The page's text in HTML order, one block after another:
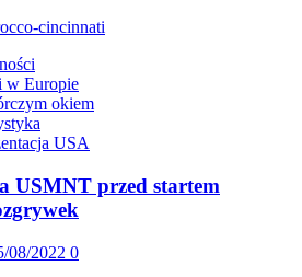
w Europie
okiem
USA
USMNT przed startem
08/2022 0